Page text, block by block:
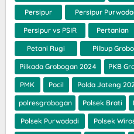
Persipur Persipur
Persipur vs PSIR Pertanian
Petani Rugi Pilbup
Pilkada Grobogan 2024 PKB
PMK Pocil Polda Jateng
polresgrobogan Polsek Brati
Polsek Purwodadi Polsek